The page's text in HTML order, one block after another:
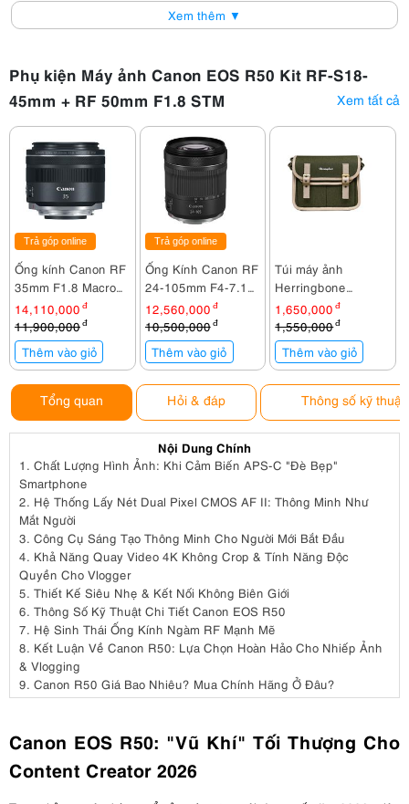
Xem thêm ▼
Phụ kiện Máy ảnh Canon EOS R50 Kit RF-S18-
45mm + RF 50mm F1.8 STM
Xem tất cả
Trả góp online
Ống kính Canon RF
35mm F1.8 Macro
IS STM
14,110,000 đ
11,900,000đ
Thêm vào giỏ
Trả góp online
Ống Kính Canon RF
24-105mm F4-7.1
IS STM
12,560,000 đ
10,500,000 đ
Thêm vào giỏ
Túi máy ảnh
Herringbone
Timecode Small
Olive
1,650,000 đ
1,550,000đ
Thêm vào giỏ
Tổng quan Hỏi & đáp Thông số kỹ thuật
Nội Dung Chính
1. Chất Lượng Hình Ảnh: Khi Cảm Biến APS-C "Đè Bẹp"
Smartphone
2. Hệ Thống Lấy Nét Dual Pixel CMOS AF II: Thông Minh Như
Mắt Người
3. Công Cụ Sáng Tạo Thông Minh Cho Người Mới Bắt Đầu
4. Khả Năng Quay Video 4K Không Crop & Tính Năng Độc
Quyền Cho Vlogger
5. Thiết Kế Siêu Nhẹ & Kết Nối Không Biên Giới
6. Thông Số Kỹ Thuật Chi Tiết Canon EOS R50
7. Hệ Sinh Thái Ống Kính Ngàm RF Mạnh Mẽ
8. Kết Luận Về Canon R50: Lựa Chọn Hoàn Hảo Cho Nhiếp Ảnh
& Vlogging
9. Canon R50 Giá Bao Nhiêu? Mua Chính Hãng Ở Đâu?
Canon EOS R50: "Vũ Khí" Tối Thượng Cho
Content Creator 2026